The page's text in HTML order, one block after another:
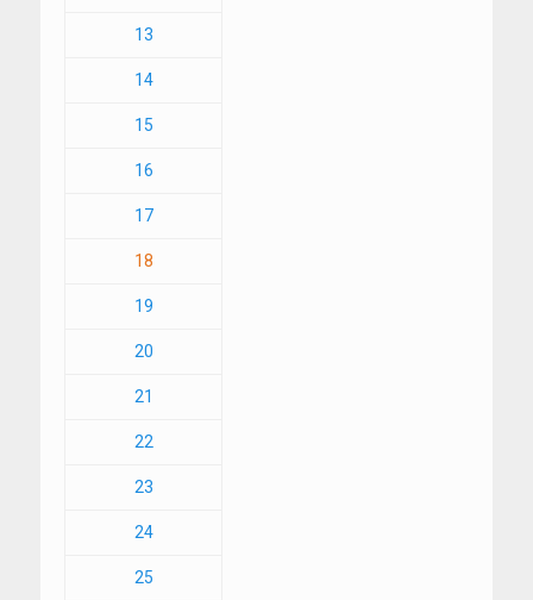
13
14
15
16
17
18
19
20
21
22
23
24
25